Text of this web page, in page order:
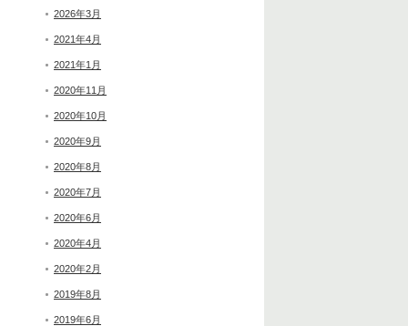
2026年3月
2021年4月
2021年1月
2020年11月
2020年10月
2020年9月
2020年8月
2020年7月
2020年6月
2020年4月
2020年2月
2019年8月
2019年6月